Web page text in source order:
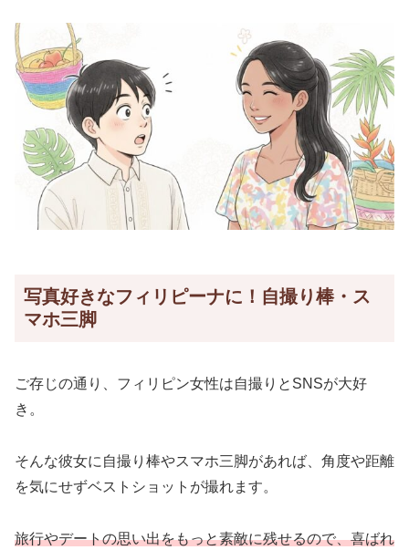
写真好きなフィリピーナに！自撮り棒・ス
マホ三脚
ご存じの通り、フィリピン女性は自撮りとSNSが大好
き。
そんな彼女に自撮り棒やスマホ三脚があれば、角度や距離
を気にせずベストショットが撮れます。
旅行やデートの思い出をもっと素敵に残せるので、喜ばれ